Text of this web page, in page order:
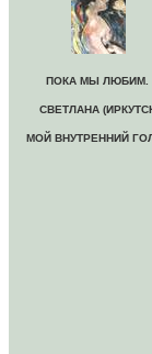
ПОКА МЫ ЛЮБИМ.
СВЕТЛАНА
МОЙ ВНУТРЕННИЙ